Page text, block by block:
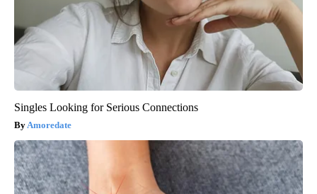
Singles Looking for Serious Connections
Amoredate